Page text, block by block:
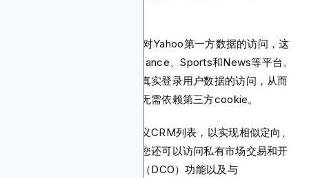
Yahoo DSP的价值所在是其对Yahoo第一方数据的访问，这
些数据来自Yahoo Mail、Finance、Sports和News等平台。
因此，它为广告主提供了对真实登录用户数据的访问，从而
实现强大的受众定向，甚至无需依赖第三方cookie。
企业广告主还可以集成自定义CRM列表，以实现相似定向、
情境定向和购买意图细分。您还可以访问私有市场交易和开
放RTB。还有动态创意优化（DCO）功能以及与